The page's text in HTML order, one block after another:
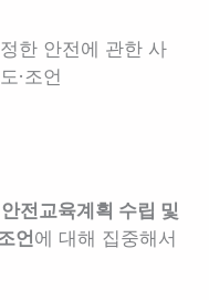
한 안전에 관한 사
·조언
안전교육계획 수립 및
언에 대해 집중해서